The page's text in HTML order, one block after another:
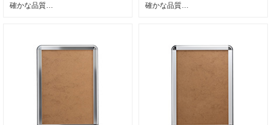
¥29,260（税込）
¥15,510（税込）
確かな品質…
確かな品質…